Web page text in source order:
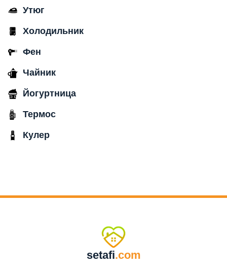
Утюг
Холодильник
Фен
Чайник
Йогуртница
Термос
Кулер
setafi.com